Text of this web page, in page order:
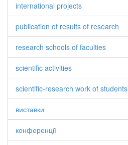
international projects
publication of results of research
research schools of faculties
scientific activities
scientific-research work of students
виставки
конференції